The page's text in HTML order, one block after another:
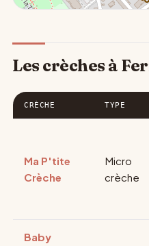
Les crèches à
CRÈCHE TYPE
Ma P'tite
Crèche
Micro
crèche
Baby